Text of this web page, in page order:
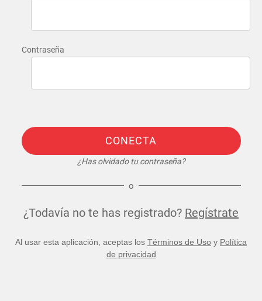
Contraseña
CONECTA
¿Has olvidado tu contraseña?
o
¿Todavía no te has registrado? Regístrate
Al usar esta aplicación, aceptas los Términos de Uso y Política
de privacidad